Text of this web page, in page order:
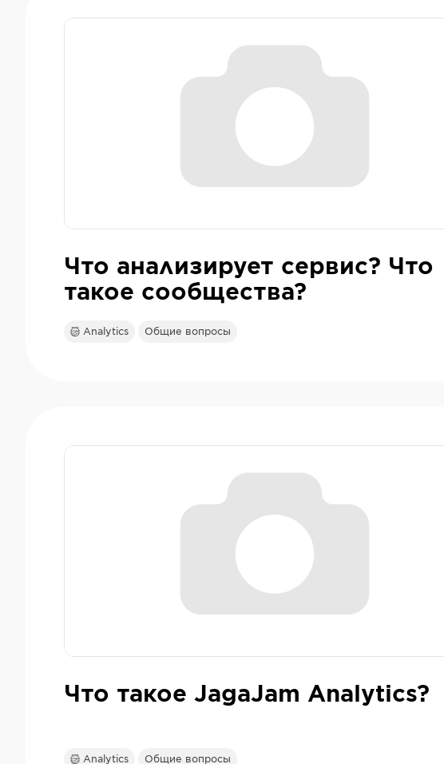
Что анализирует сервис? Что
такое сообщества?
Analytics Общие вопросы
Что такое JagaJam Analytics?
Analytics Общие вопросы